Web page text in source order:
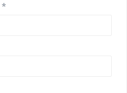
*